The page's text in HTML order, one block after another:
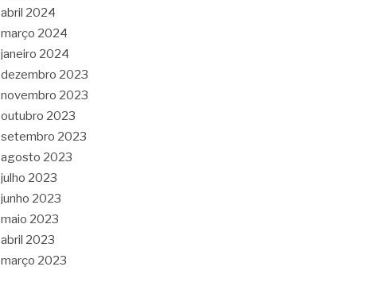
abril 2024
março 2024
janeiro 2024
dezembro 2023
novembro 2023
outubro 2023
setembro 2023
agosto 2023
julho 2023
junho 2023
maio 2023
abril 2023
março 2023